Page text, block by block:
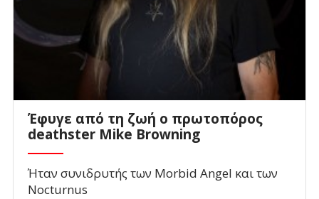
Έφυγε από τη ζωή ο πρωτοπόρος
deathster Mike Browning
Ήταν συνιδρυτής των Morbid Angel και των
Nocturnus